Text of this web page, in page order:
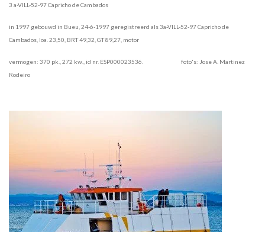
3 a-VILL-52-97 Capricho de Cambados
in 1997 gebouwd in Bueu, 24-6-1997 geregistreerd als 3a-VILL-52-97 Capricho de
Cambados, loa. 23,50, BRT 49,32, GT 89,27, motor
vermogen: 370 pk., 272 kw., id nr. ESP000023536. foto's: Jose A. Martinez
Rodeiro